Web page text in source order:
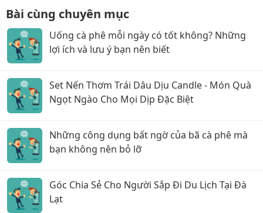
Bài cùng chuyên mục
Uống cà phê mỗi ngày có tốt không? Những
lợi ích và lưu ý bạn nên biết
Set Nến Thơm Trái Dâu Dịu Candle - Món Quà
Ngọt Ngào Cho Mọi Dịp Đặc Biệt
Những công dụng bất ngờ của bã cà phê mà
bạn không nên bỏ lỡ
Góc Chia Sẻ Cho Người Sắp Đi Du Lịch Tại Đà
Lạt